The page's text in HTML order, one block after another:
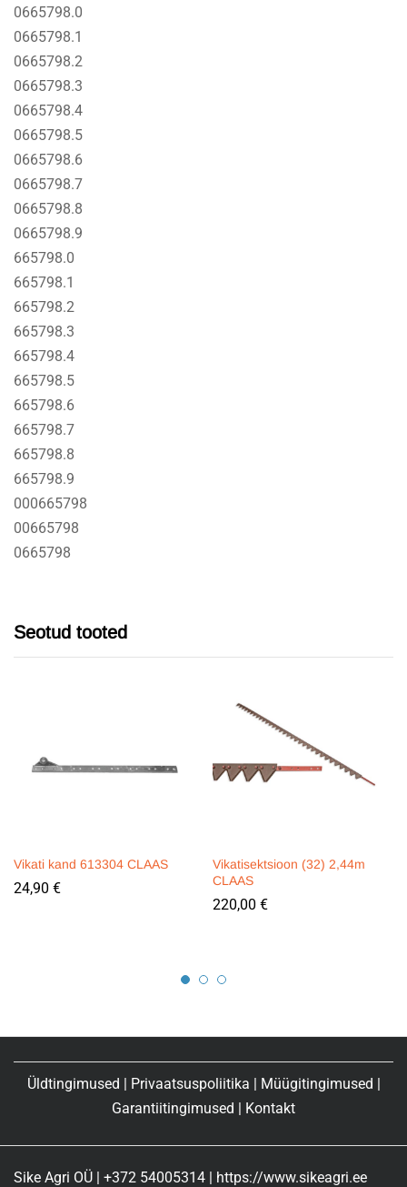
0665798.0
0665798.1
0665798.2
0665798.3
0665798.4
0665798.5
0665798.6
0665798.7
0665798.8
0665798.9
665798.0
665798.1
665798.2
665798.3
665798.4
665798.5
665798.6
665798.7
665798.8
665798.9
000665798
00665798
0665798
Seotud tooted
Vikati kand 613304 CLAAS
24,90 €
Vikatisektsioon (32) 2,44m
CLAAS
220,00 €
Üldtingimused | Privaatsuspoliitika | Müügitingimused |
Garantiitingimused | Kontakt
Sike Agri OÜ | +372 54005314 | https://www.sikeagri.ee